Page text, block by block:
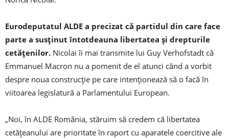
Eurodeputatul ALDE a precizat că partidul din care face
parte a susţinut întotdeauna libertatea şi drepturile
cetăţenilor. Nicolai îi mai transmite lui Guy Verhofstadt că
Emmanuel Macron nu a pomenit de el atunci când a vorbit
despre noua construcţie pe care intenţionează să o facă în
viitoarea legislatură a Parlamentului European.
„Noi, în ALDE România, stăruim să credem că libertatea
cetăţeanului are prioritate în raport cu aparatele coercitive ale